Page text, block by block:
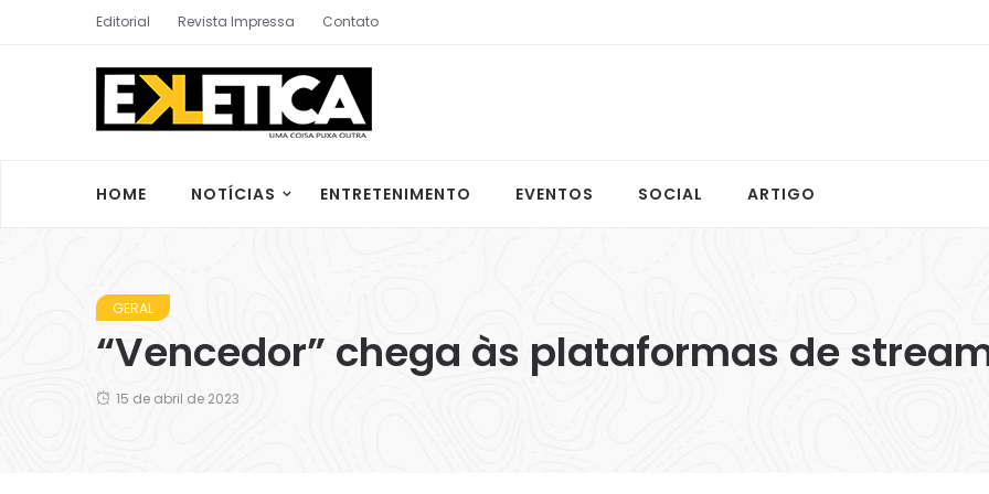
Editorial Revista Impressa Contato
HOME NOTÍCIAS ENTRETENIMENTO EVENTOS SOCIAL ARTIGO
GERAL
“Vencedor” chega às plataformas de
15 de abril de 2023